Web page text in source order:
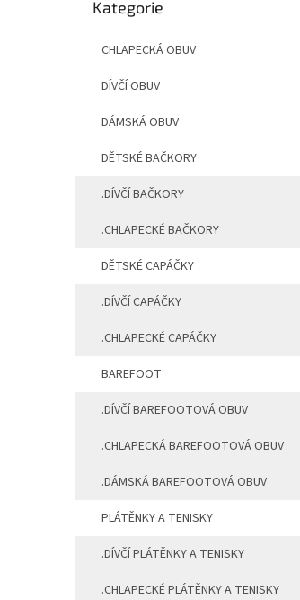
kategorie
Kategorie
CHLAPECKÁ OBUV
DÍVČÍ OBUV
DÁMSKÁ OBUV
DĚTSKÉ BAČKORY
.DÍVČÍ BAČKORY
.CHLAPECKÉ BAČKORY
DĚTSKÉ CAPÁČKY
.DÍVČÍ CAPÁČKY
.CHLAPECKÉ CAPÁČKY
BAREFOOT
.DÍVČÍ BAREFOOTOVÁ OBUV
.CHLAPECKÁ BAREFOOTOVÁ OBUV
.DÁMSKÁ BAREFOOTOVÁ OBUV
PLÁTĚNKY A TENISKY
.DÍVČÍ PLÁTĚNKY A TENISKY
.CHLAPECKÉ PLÁTĚNKY A TENISKY